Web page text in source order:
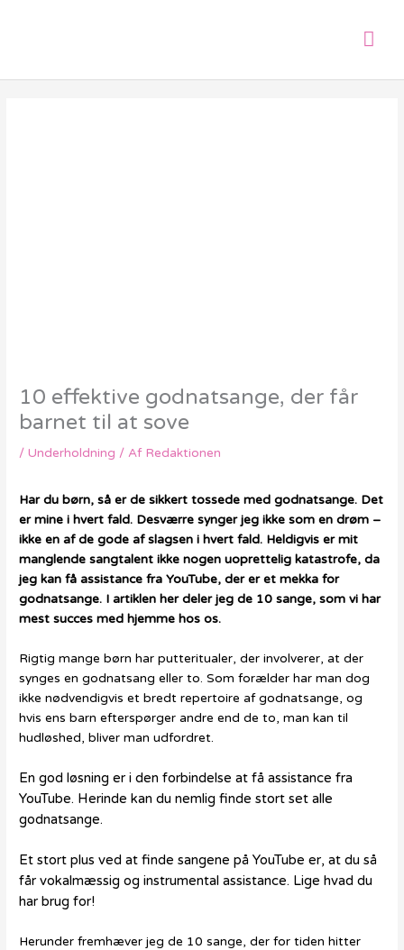
10 effektive godnatsange, der får
barnet til at sove
/Underholdning / Af Redaktionen
Har du børn, så er de sikkert tossede med godnatsange. Det
er mine i hvert fald. Desværre synger jeg ikke som en drøm –
ikke en af de gode af slagsen i hvert fald. Heldigvis er mit
manglende sangtalent ikke nogen uoprettelig katastrofe, da
jeg kan få assistance fra YouTube, der er et mekka for
godnatsange. I artiklen her deler jeg de 10 sange, som vi har
mest succes med hjemme hos os.
Rigtig mange børn har putteritualer, der involverer, at der
synges en godnatsang eller to. Som forælder har man dog
ikke nødvendigvis et bredt repertoire af godnatsange, og
hvis ens barn efterspørger andre end de to, man kan til
hudløshed, bliver man udfordret.
En god løsning er i den forbindelse at få assistance fra
YouTube. Herinde kan du nemlig finde stort set alle
godnatsange.
Et stort plus ved at finde sangene på YouTube er, at du så
får vokalmæssig og instrumental assistance. Lige hvad du
har brug for!
Herunder fremhæver jeg de 10 sange, der for tiden hitter